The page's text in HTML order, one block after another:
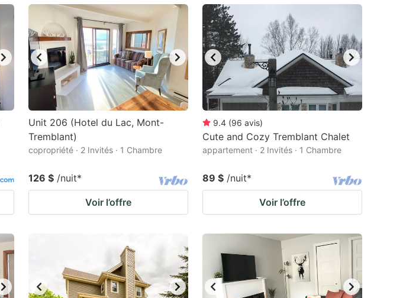
Unit 206 (Hotel du Lac, Mont-
Tremblant)
copropriété · 2 Invités · 1 Chambre
126 $ /nuit*
Voir l’offre
9.4 (96 avis)
Cute and Cozy Tremblant Chalet
appartement · 2 Invités · 1 Chambre
89 $ /nuit*
Voir l’offre